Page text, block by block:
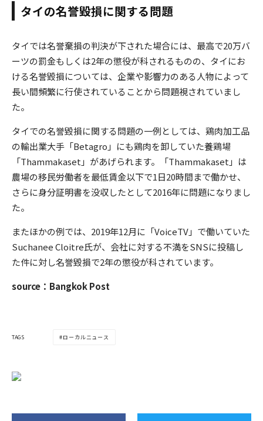
タイの名誉毀損に関する問題
タイでは名誉棄損の判決が下された場合には、最高で20万バ
ーツの罰金もしくは2年の懲役が科されるものの、タイにお
ける名誉毀損については、企業や影響力のある人物によって
長い間頻繁に行使されていることから問題視されていまし
た。
タイでの名誉毀損に関する問題の一例としては、鶏肉加工品
の輸出業大手「Betagro」にも鶏肉を卸していた養鶏場
「Thammakaset」があげられます。「Thammakaset」は
農場の移民労働者を最低賃金以下で1日20時間まで働かせ、
さらに身分証明書を没収したとして2016年に問題になりまし
た。
またほかの例では、2019年12月に「VoiceTV」で働いていた
Suchanee Cloitre氏が、会社に対する不満をSNSに投稿し
た件に対し名誉毀損で2年の懲役が科されています。
source：Bangkok Post
TAGS ローカルニュース